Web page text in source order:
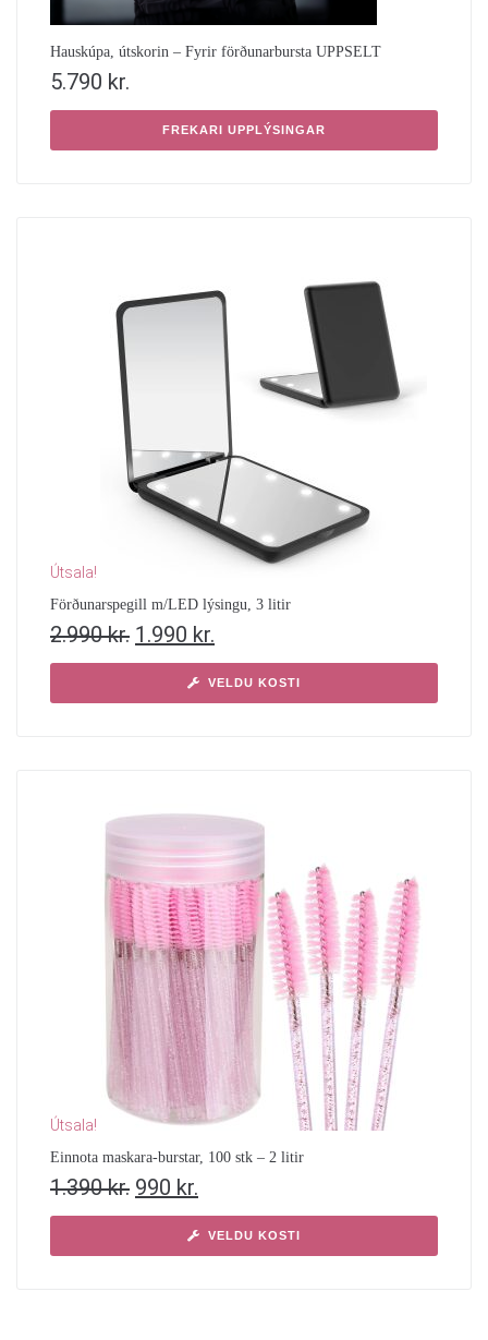
Hauskúpa, útskorin – Fyrir förðunarbursta UPPSELT
5.790 kr.
FREKARI UPPLÝSINGAR
Útsala!
Förðunarspegill m/LED lýsingu, 3 litir
2.990kr. 1.990 kr.
VELDU KOSTI
Útsala!
Einnota maskara-burstar, 100 stk – 2 litir
1.390kr. 990 kr.
VELDU KOSTI